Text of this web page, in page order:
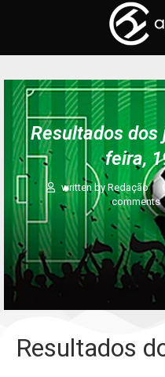
Resultados
feira,
written by Redação
comments
Resultados